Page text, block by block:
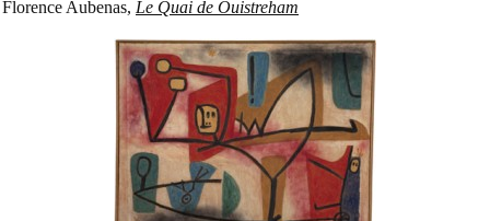
Florence Aubenas, Le Quai de Ouistreham